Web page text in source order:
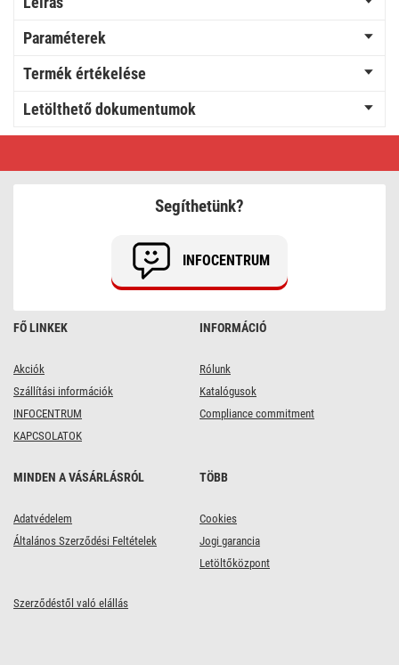
Paraméterek
Termék értékelése
Letölthető dokumentumok
FŐ LINKEK
Akciók
Szállítási információk
INFOCENTRUM
KAPCSOLATOK
INFORMÁCIÓ
Rólunk
Katalógusok
Compliance commitment
MINDEN A VÁSÁRLÁSRÓL
Adatvédelem
Általános Szerződési Feltételek
TÖBB
Cookies
Jogi garancia
Letöltőközpont
Szerződéstől való elállás
Segíthetünk?
INFOCENTRUM